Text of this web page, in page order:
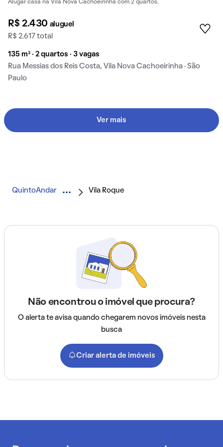
Alugar casa na Vila Nova Cachoeirinha com 2 quartos.
R$ 2.430 aluguel
R$ 2.617 total
135 m² · 2 quartos · 3 vagas
Rua Messias dos Reis Costa, Vila Nova Cachoeirinha · São
Paulo
Ver mais
QuintoAndar Vila Roque
Não encontrou o imóvel que procura?
O alerta te avisa quando chegarem novos imóveis nesta
busca
Criar alerta de imóveis